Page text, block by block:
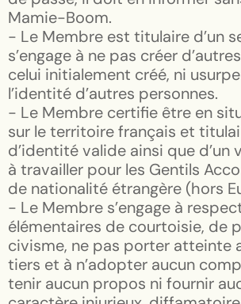
Mamie-Boom.
- Le Membre est titulaire d’un
s’engage à ne pas créer
celui initialement créé, ni
l’identité d’autres personnes.
- Le Membre certifie être en
sur le territoire français et
d’identité valide ainsi que d’un
à travailler pour les Gentils
de nationalité étrangère (hors
- Le Membre s’engage à
élémentaires de courtoisie, de
civisme, ne pas porter atteinte
tiers et à n’adopter aucun
tenir aucun propos ni fournir